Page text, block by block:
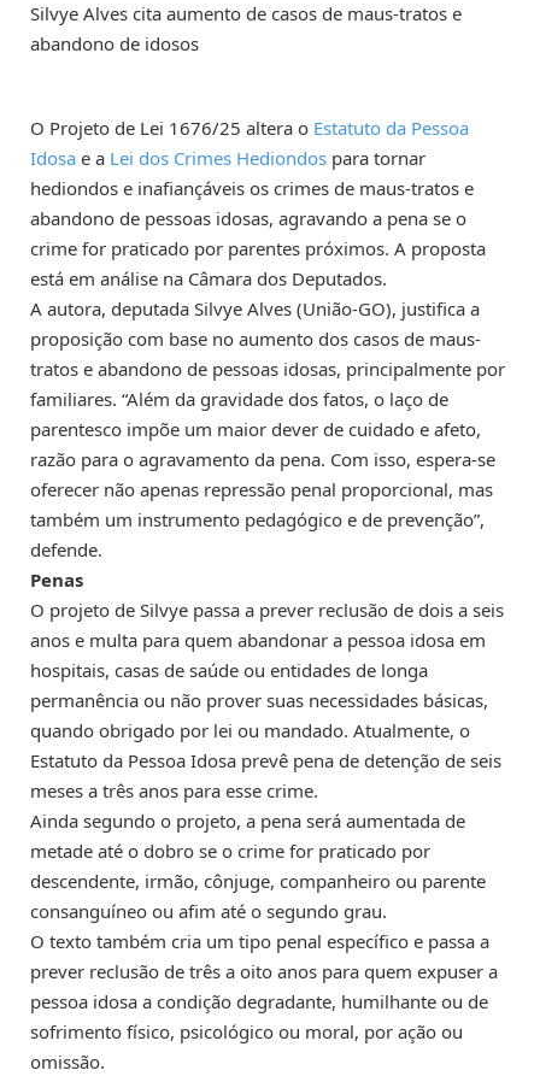
Silvye Alves cita aumento de casos de maus-tratos e
abandono de idosos
O Projeto de Lei 1676/25 altera o Estatuto da Pessoa
Idosa e a Lei dos Crimes Hediondos para tornar
hediondos e inafiançáveis os crimes de maus-tratos e
abandono de pessoas idosas, agravando a pena se o
crime for praticado por parentes próximos. A proposta
está em análise na Câmara dos Deputados.
A autora, deputada Silvye Alves (União-GO), justifica a
proposição com base no aumento dos casos de maus-
tratos e abandono de pessoas idosas, principalmente por
familiares. “Além da gravidade dos fatos, o laço de
parentesco impõe um maior dever de cuidado e afeto,
razão para o agravamento da pena. Com isso, espera-se
oferecer não apenas repressão penal proporcional, mas
também um instrumento pedagógico e de prevenção”,
defende.
Penas
O projeto de Silvye passa a prever reclusão de dois a seis
anos e multa para quem abandonar a pessoa idosa em
hospitais, casas de saúde ou entidades de longa
permanência ou não prover suas necessidades básicas,
quando obrigado por lei ou mandado. Atualmente, o
Estatuto da Pessoa Idosa prevê pena de detenção de seis
meses a três anos para esse crime.
Ainda segundo o projeto, a pena será aumentada de
metade até o dobro se o crime for praticado por
descendente, irmão, cônjuge, companheiro ou parente
consanguíneo ou afim até o segundo grau.
O texto também cria um tipo penal específico e passa a
prever reclusão de três a oito anos para quem expuser a
pessoa idosa a condição degradante, humilhante ou de
sofrimento físico, psicológico ou moral, por ação ou
omissão.